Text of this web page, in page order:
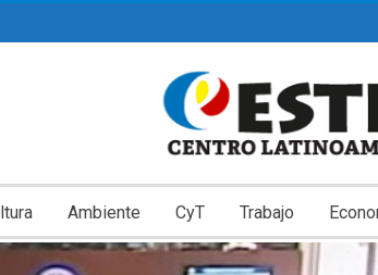
Ambiente CyT Trabajo